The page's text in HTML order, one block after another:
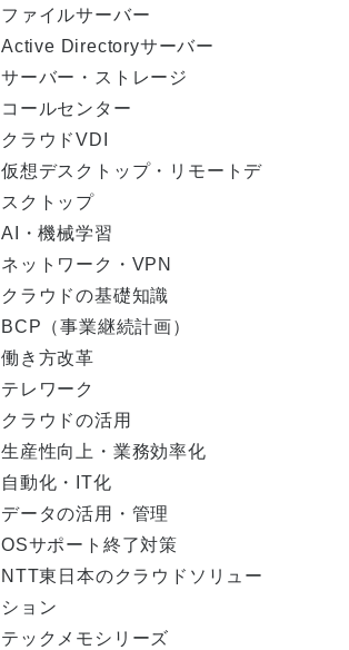
ファイルサーバー
Active Directoryサーバー
サーバー・ストレージ
コールセンター
クラウドVDI
仮想デスクトップ・リモートデ
スクトップ
AI・機械学習
ネットワーク・VPN
クラウドの基礎知識
BCP（事業継続計画）
働き方改革
テレワーク
クラウドの活用
生産性向上・業務効率化
自動化・IT化
データの活用・管理
OSサポート終了対策
NTT東日本のクラウドソリュー
ション
テックメモシリーズ